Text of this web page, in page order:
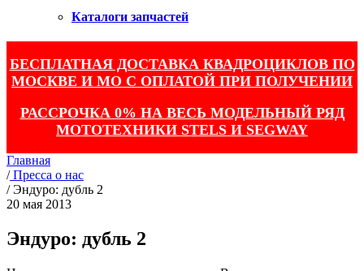
Каталоги запчастей
БЕСПЛАТНАЯ ДОСТАВКА КВАДРОЦИКЛОВ ПО
МОСКВЕ И МО С ОПЛАТОЙ ПРИ ПОЛУЧЕНИИ
РАССРОЧКА 0% НА ВЕСЬ МОДЕЛЬНЫЙ РЯД
МОТОТЕХНИКИ STELS И SEGWAY
Главная
/ Пресса о нас
/Эндуро: дубль 2
20 мая 2013
Эндуро: дубль 2